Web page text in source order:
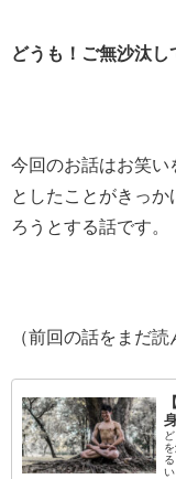
どうも！ご無沙汰し
今回のお話はお笑い
としたことがきっ
ろうとする話です。
（前回の話をまだ
い